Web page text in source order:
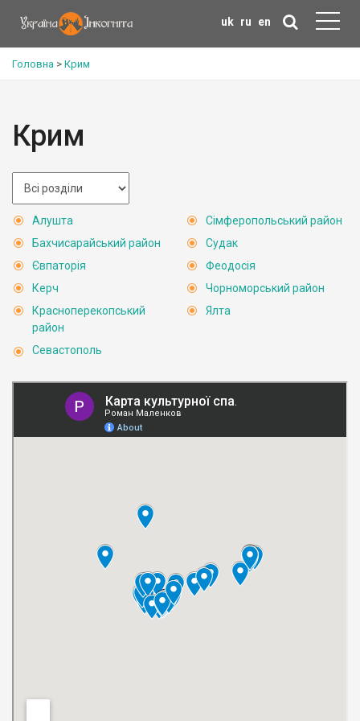
uk ru en
Головна > Крим
Крим
Алушта
Бахчисарайський район
Євпаторія
Керч
Красноперекопський
район
Севастополь
Сімферопольський район
Судак
Феодосія
Чорноморський район
Ялта